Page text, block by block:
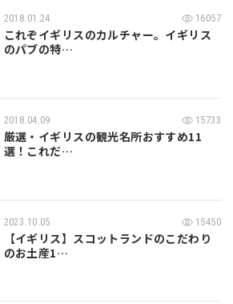
2018.01.24 16057
これぞイギリスのカルチャー。イギリス
のパブの特…
2018.04.09 15733
厳選・イギリスの観光名所おすすめ11
選！これだ…
2023.10.05 15450
【イギリス】スコットランドのこだわり
のお土産1…